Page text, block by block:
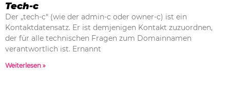
Tech-c
Der „tech-c“ (wie der admin-c oder owner-c) ist ein
Kontaktdatensatz. Er ist demjenigen Kontakt zuzuordnen,
der für alle technischen Fragen zum Domainnamen
verantwortlich ist. Ernannt
Weiterlesen »